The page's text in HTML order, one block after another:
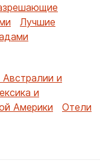
Лучшие
и
и
Америки
Отели